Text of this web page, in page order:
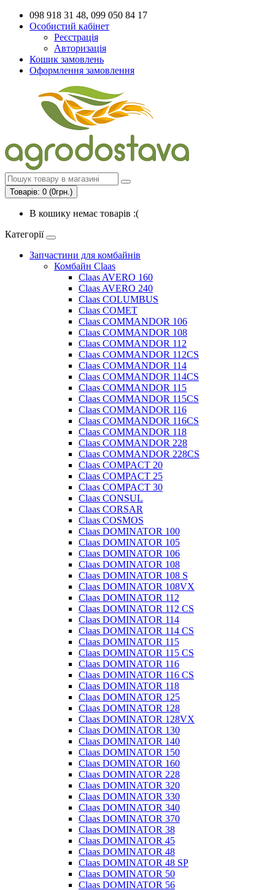
098 918 31 48, 099 050 84 17
Особистий кабінет
Реєстрація
Авторизація
Кошик замовлень
Оформлення замовлення
Товарів: 0 (0грн.)
В кошику немає товарів :(
Категорії
Запчастини для комбайнів
Комбайн Claas
Claas AVERO 160
Claas AVERO 240
Claas COLUMBUS
Claas COMET
Claas COMMANDOR 106
Claas COMMANDOR 108
Claas COMMANDOR 112
Claas COMMANDOR 112CS
Claas COMMANDOR 114
Claas COMMANDOR 114CS
Claas COMMANDOR 115
Claas COMMANDOR 115CS
Claas COMMANDOR 116
Claas COMMANDOR 116CS
Claas COMMANDOR 118
Claas COMMANDOR 228
Claas COMMANDOR 228CS
Claas COMPACT 20
Claas COMPACT 25
Claas COMPACT 30
Claas CONSUL
Claas CORSAR
Claas COSMOS
Claas DOMINATOR 100
Claas DOMINATOR 105
Claas DOMINATOR 106
Claas DOMINATOR 108
Claas DOMINATOR 108 S
Claas DOMINATOR 108VX
Claas DOMINATOR 112
Claas DOMINATOR 112 CS
Claas DOMINATOR 114
Claas DOMINATOR 114 CS
Claas DOMINATOR 115
Claas DOMINATOR 115 CS
Claas DOMINATOR 116
Claas DOMINATOR 116 CS
Claas DOMINATOR 118
Claas DOMINATOR 125
Claas DOMINATOR 128
Claas DOMINATOR 128VX
Claas DOMINATOR 130
Claas DOMINATOR 140
Claas DOMINATOR 150
Claas DOMINATOR 160
Claas DOMINATOR 228
Claas DOMINATOR 320
Claas DOMINATOR 330
Claas DOMINATOR 340
Claas DOMINATOR 370
Claas DOMINATOR 38
Claas DOMINATOR 45
Claas DOMINATOR 48
Claas DOMINATOR 48 SP
Claas DOMINATOR 50
Claas DOMINATOR 56